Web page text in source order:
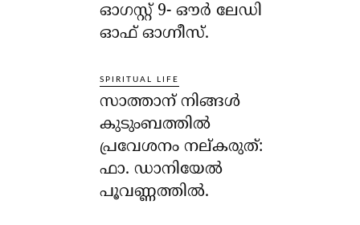
ഓഗസ്റ്റ് 9- ഔര്‍ ലേഡി
ഓഫ് ഓഗ്നീസ്.
SPIRITUAL LIFE
സാത്താന് നിങ്ങള്‍
കുടുംബത്തില്‍
പ്രവേശനം നല്കരുത്:
ഫാ. ഡാനിയേല്‍
പൂവണ്ണത്തില്‍.